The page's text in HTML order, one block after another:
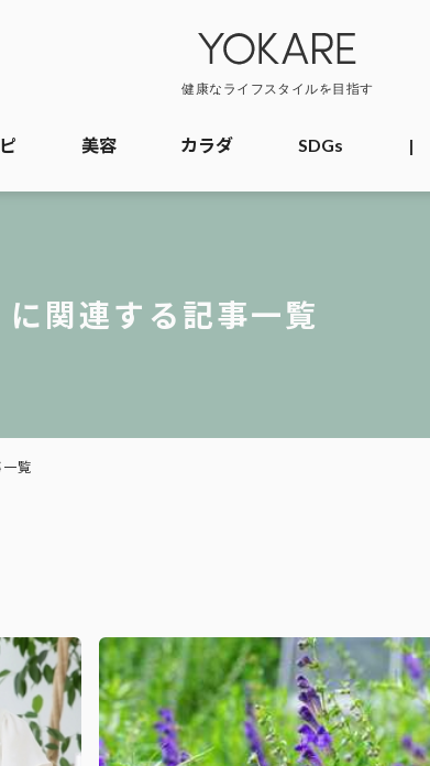
美容 カラダ SDGs |
関連する記事一覧
一覧